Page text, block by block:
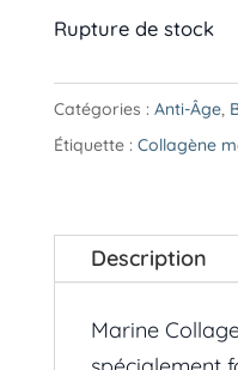
Rupture de stock
Catégories : Anti-Âge,
Étiquette : Collagène
Description
Marine